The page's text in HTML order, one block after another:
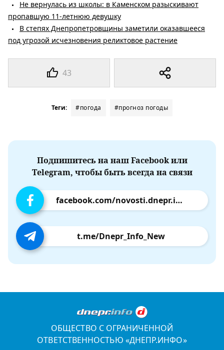
43
Не вернулась из школы: в Каменском разыскивают
пропавшую 11-летнюю девушку
В степях Днепропетровщины заметили оказавшееся
под угрозой исчезновения реликтовое растение
Теги: #погода #прогноз погоды
Подпишитесь на наш Facebook или
Telegram, чтобы быть всегда на связи
facebook.com/novosti.dnepr.info
t.me/Dnepr_Info_New
ОБЩЕСТВО С ОГРАНИЧЕННОЙ
ОТВЕТСТВЕННОСТЬЮ «ДНЕПР.ИНФО»